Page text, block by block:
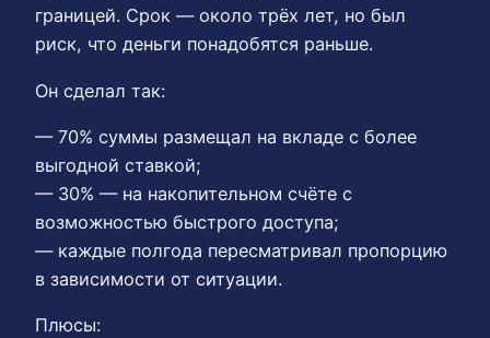
границей. Срок — около трёх лет, но был
риск, что деньги понадобятся раньше.
Он сделал так:
— 70% суммы размещал на вкладе с более
выгодной ставкой;
— 30% — на накопительном счёте с
возможностью быстрого доступа;
— каждые полгода пересматривал пропорцию
в зависимости от ситуации.
Плюсы: